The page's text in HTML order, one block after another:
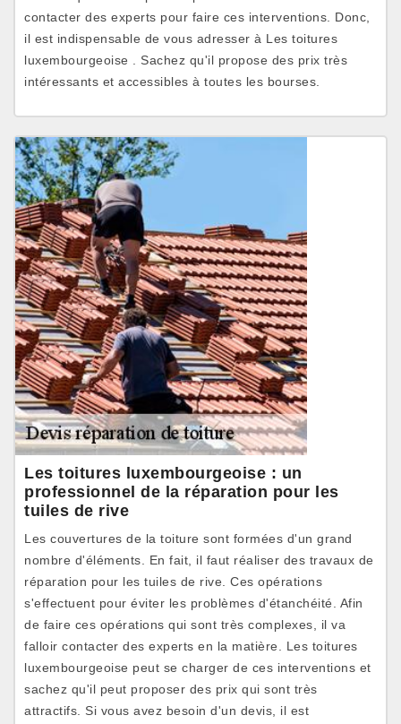
contacter des experts pour faire ces interventions. Donc,
il est indispensable de vous adresser à Les toitures
luxembourgeoise . Sachez qu'il propose des prix très
intéressants et accessibles à toutes les bourses.
Les toitures luxembourgeoise : un
professionnel de la réparation pour les
tuiles de rive
Les couvertures de la toiture sont formées d'un grand
nombre d'éléments. En fait, il faut réaliser des travaux de
réparation pour les tuiles de rive. Ces opérations
s'effectuent pour éviter les problèmes d'étanchéité. Afin
de faire ces opérations qui sont très complexes, il va
falloir contacter des experts en la matière. Les toitures
luxembourgeoise peut se charger de ces interventions et
sachez qu'il peut proposer des prix qui sont très
attractifs. Si vous avez besoin d'un devis, il est